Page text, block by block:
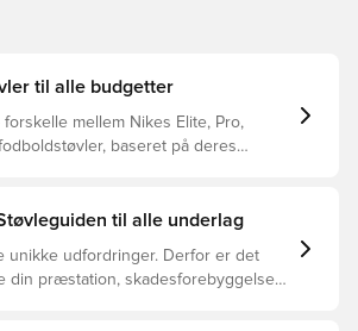
til alle budgetter
mellem Nikes Elite, Pro,
baseret på deres
til alle underlag
unikke udfordringer. Derfor er det
din præstation, skadesforebyggelse